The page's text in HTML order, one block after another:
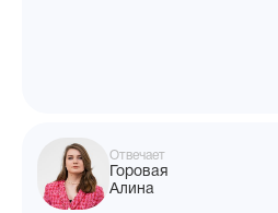
Отвечает
Горовая
Алина